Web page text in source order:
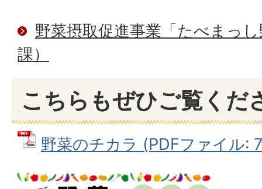
野菜摂取促進事業「たべまっ
課）
こちらもぜひご覧くだ
野菜のチカラ (PDFファイル: